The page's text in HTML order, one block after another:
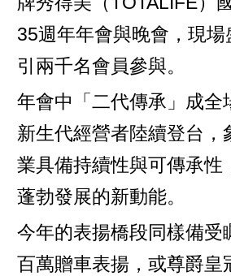
35週年年會與晚會，現場
引兩千名會員參與。
年會中「二代傳承」成全
新生代經營者陸續登台，
業具備持續性與可傳承性
蓬勃發展的新動能。
今年的表揚橋段同樣備受
百萬贈車表揚，或尊爵皇